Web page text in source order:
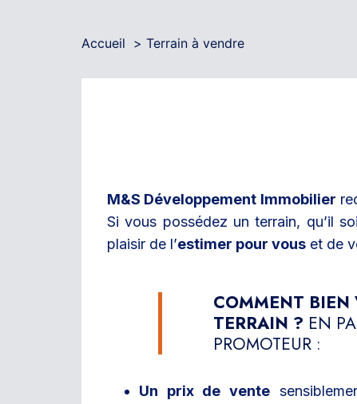
Accueil Terrain à vendre
M&S Développement Immobilier
Si vous possédez un terrain, qu’il
plaisir de l’estimer pour vous et de
COMMENT BIEN
TERRAIN ? EN
PROMOTEUR :
Un prix de vente